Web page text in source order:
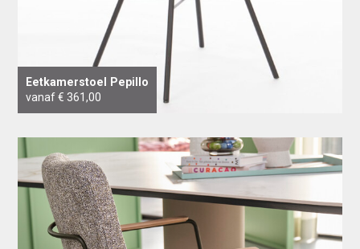
Eetkamerstoel Pepillo
vanaf € 361,00